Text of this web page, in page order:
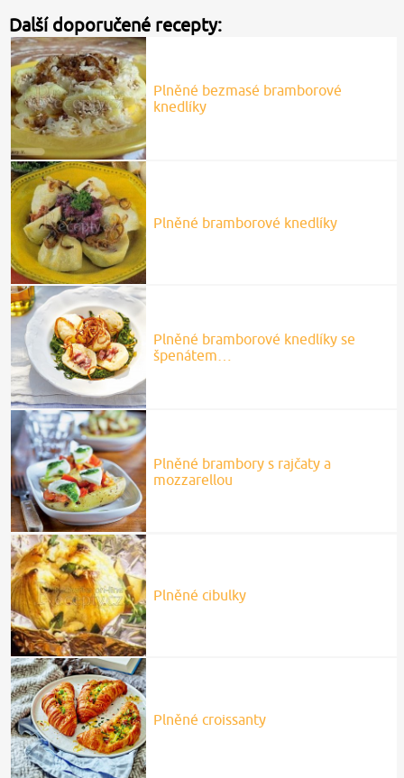
Další doporučené recepty:
Plněné bezmasé bramborové
knedlíky
Plněné bramborové knedlíky
Plněné bramborové knedlíky se
špenátem…
Plněné brambory s rajčaty a
mozzarellou
Plněné cibulky
Plněné croissanty